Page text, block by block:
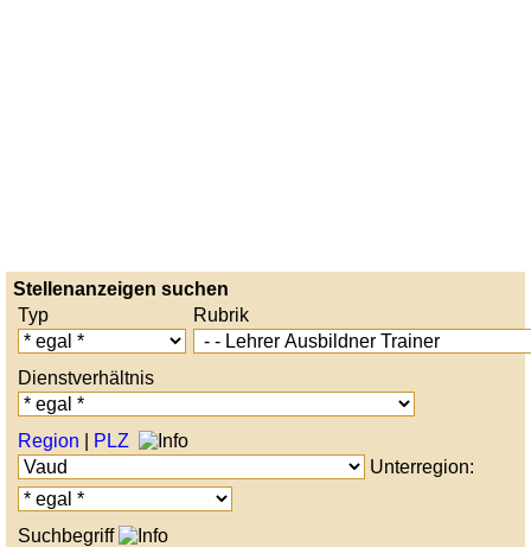
Stellenanzeigen suchen
Typ
Rubrik
Dienstverhältnis
Region
PLZ
Unterregion:
Suchbegriff